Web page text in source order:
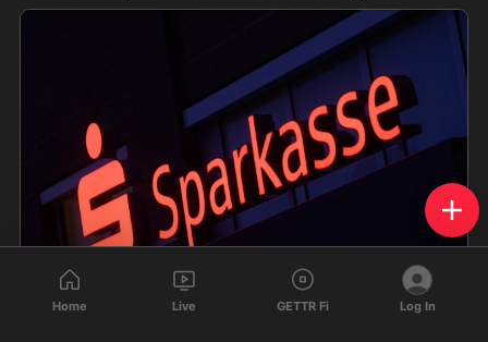
Home Live GETTR Fi Log In